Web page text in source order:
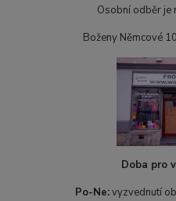
Osobní odběr je
Boženy Němcové
Doba pro
Po-Ne:vyzvednutí